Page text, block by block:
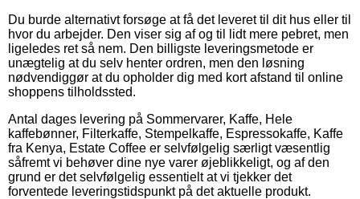
Du burde alternativt forsøge at få det leveret til dit hus eller til
hvor du arbejder. Den viser sig af og til lidt mere pebret, men
ligeledes ret så nem. Den billigste leveringsmetode er
unægtelig at du selv henter ordren, men den løsning
nødvendiggør at du opholder dig med kort afstand til online
shoppens tilholdssted.
Antal dages levering på Sommervarer, Kaffe, Hele
kaffebønner, Filterkaffe, Stempelkaffe, Espressokaffe, Kaffe
fra Kenya, Estate Coffee er selvfølgelig særligt væsentlig
såfremt vi behøver dine nye varer øjeblikkeligt, og af den
grund er det selvfølgelig essentielt at vi tjekker det
forventede leveringstidspunkt på det aktuelle produkt.